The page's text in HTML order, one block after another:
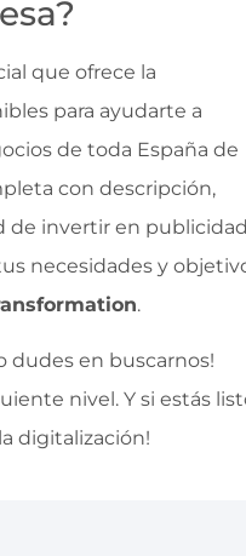
que ofrece la
para ayudarte a
de toda España de
con descripción,
de invertir en
necesidades y
.
dudes en buscarnos!
nivel. Y si estás
digitalización!